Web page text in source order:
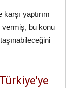
yaptırım
vermiş, bu konu